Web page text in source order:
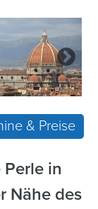
& Preise
in
Nähe des